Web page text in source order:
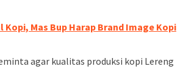
Kopi, Mas Bup Harap Brand Image Kopi
agar kualitas produksi kopi Lereng